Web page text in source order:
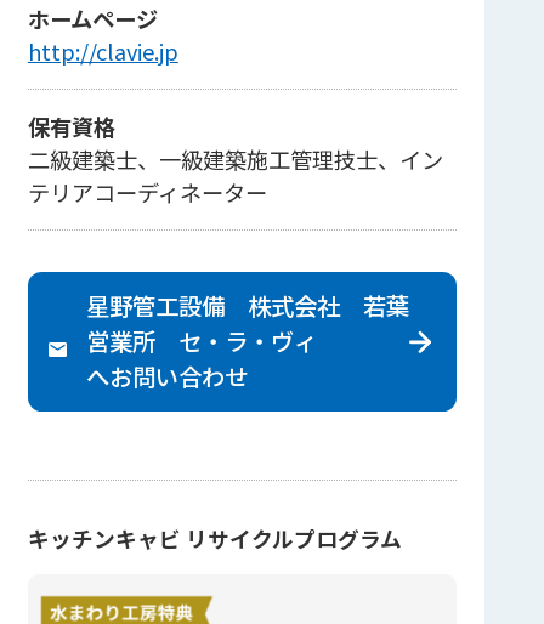
ホームページ
http://clavie.jp
保有資格
二級建築士、一級建築施工管理技士、イン
テリアコーディネーター
星野管工設備 株式会社 若葉
営業所 セ・ラ・ヴィ
へお問い合わせ
キッチンキャビ リサイクルプログラム